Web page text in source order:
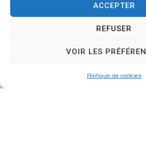
ACCEPTER
REFUSER
VOIR LES
Politique de cookies
26 Av. du Général de